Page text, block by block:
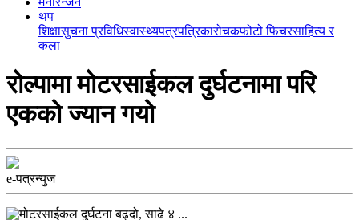
थप
शिक्षासुचना प्रविधिस्वास्थ्यपत्रपत्रिकारोचकफोटो फिचरसाहित्य र
कला
रोल्पामा मोटरसाईकल दुर्घटनामा परि
एकको ज्यान गयो
e-पत्रन्युज